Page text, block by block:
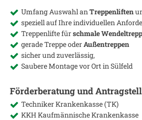
Umfang Auswahl anTreppenliften
speziell auf Ihre individuellen
Treppenlifte fürschmale
gerade Treppe oderAußentreppen
sicher und zuverlässig,
Saubere Montage vor Ort inSülfeld
Förderberatung und
Techniker Krankenkasse (TK)
KKH Kaufmännische Krankenkasse